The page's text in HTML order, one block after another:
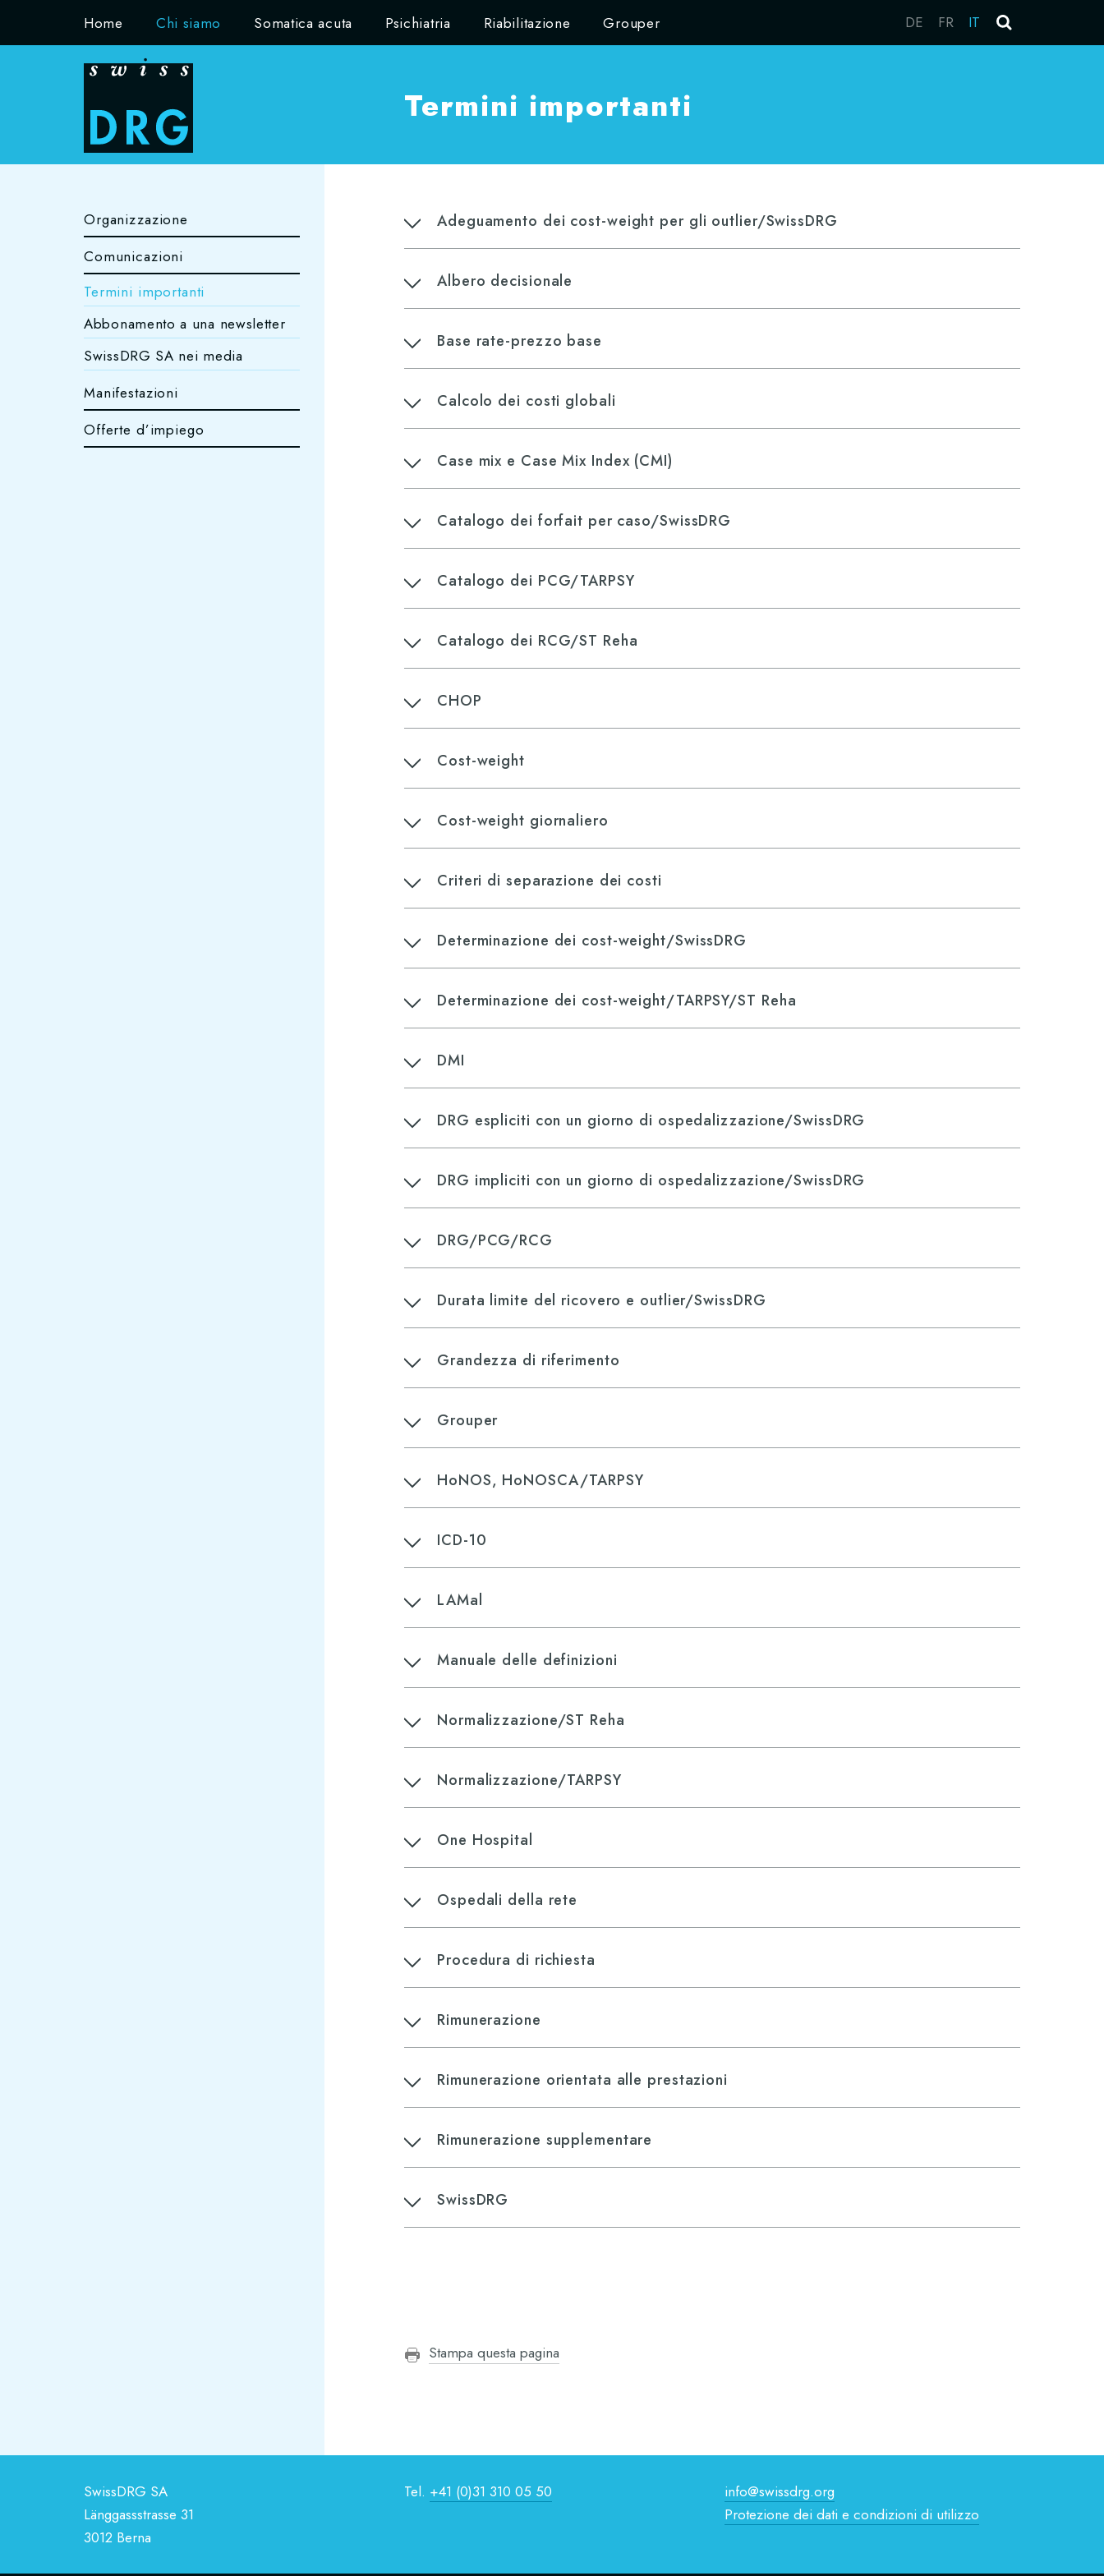
Home Chi siamo Somatica acuta Psichiatria Riabilitazione Grouper DE FR IT
Termini importanti
Organizzazione
Comunicazioni
Termini importanti
Abbonamento a una newsletter
SwissDRG SA nei media
Manifestazioni
Offerte d’impiego
Adeguamento dei cost-weight per gli outlier/SwissDRG
Albero decisionale
Base rate-prezzo base
Calcolo dei costi globali
Case mix e Case Mix Index (CMI)
Catalogo dei forfait per caso/SwissDRG
​Catalogo dei PCG/TARPSY
Catalogo dei RCG/ST Reha
CHOP
Cost-weight
Cost-weight giornaliero
Criteri di separazione dei costi
Determinazione dei cost-weight/SwissDRG
Determinazione dei cost-weight/TARPSY/ST Reha
DMI
DRG espliciti con un giorno di ospedalizzazione/SwissDRG
DRG impliciti con un giorno di ospedalizzazione/SwissDRG
DRG/PCG/RCG
Durata limite del ricovero e outlier/SwissDRG
Grandezza di riferimento
Grouper
HoNOS, HoNOSCA/TARPSY
ICD-10
LAMal
Manuale delle definizioni
Normalizzazione/ST Reha
N​ormalizzazione/TARPSY
One Hospital
Ospedali della rete
Procedura di richiesta
Rimunerazione
Rimunerazione orientata alle prestazioni
Rimunerazione supplementare
SwissDRG
Stampa questa pagina
SwissDRG SA
Länggassstrasse 31
3012 Berna
Tel. +41 (0)31 310 05 50
info@swissdrg.org
Protezione dei dati e condizioni di utilizzo